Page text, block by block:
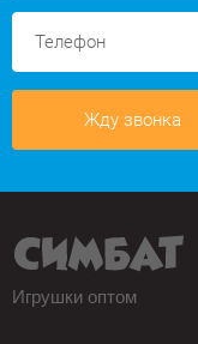
Жду звонка
Игрушки оптом